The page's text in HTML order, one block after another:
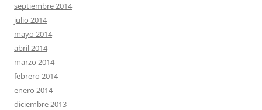
septiembre 2014
julio 2014
mayo 2014
abril 2014
marzo 2014
febrero 2014
enero 2014
diciembre 2013